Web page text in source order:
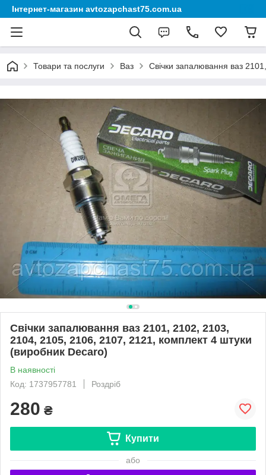
Інтернет-магазин avtozapchast75.com.ua
Товари та послуги Ваз Свічки запалювання ваз
Свічки запалювання ваз 2101, 2102, 2103,
2104, 2105, 2106, 2107, 2121, комплект 4 штуки
(виробник Decaro)
В наявності
Код: 1737957781
Роздріб
280 ₴
Купити
або